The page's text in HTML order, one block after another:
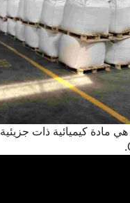
هي مادة كيميائية ذات جزيئية